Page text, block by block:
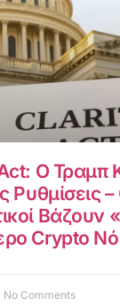
Ο Τραμπ
Ρυθμίσεις –
Βάζουν
Crypto
No Comments